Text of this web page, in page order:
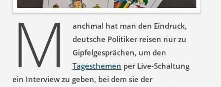
M
anchmal hat man den Eindruck,
deutsche Politiker reisen nur zu
Gipfelgesprächen, um den
Tagesthemen per Live-Schaltung
ein Interview zu geben, bei dem sie der